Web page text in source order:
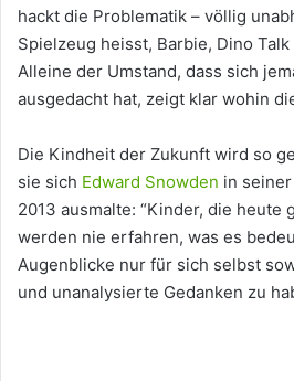
hackt die Problematik – völlig
Spielzeug heisst, Barbie, Dino
Alleine der Umstand, dass sich
ausgedacht hat, zeigt klar wohin
Die Kindheit der Zukunft wird so
sie sich Edward Snowden in
2013 ausmalte: “Kinder, die heute
werden nie erfahren, was es
Augenblicke nur für sich selbst
und unanalysierte Gedanken zu